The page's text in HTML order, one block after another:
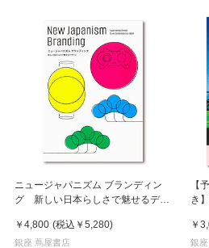
ニュージャパニズム ブランディン
グ 新しい日本らしさで魅せるデザ
￥4,800 (税込 ￥5,280)
銀座 蔦屋書店
【
き
￥
銀